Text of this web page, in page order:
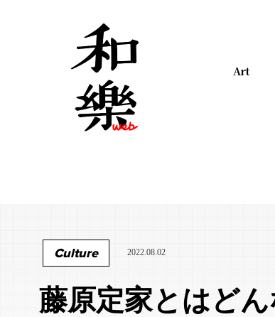
Art
Culture 2022.08.02
藤原定家とはど